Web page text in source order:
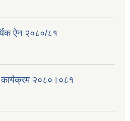
ऐन २०८०/८१
कार्यक्रम २०८०।०८१